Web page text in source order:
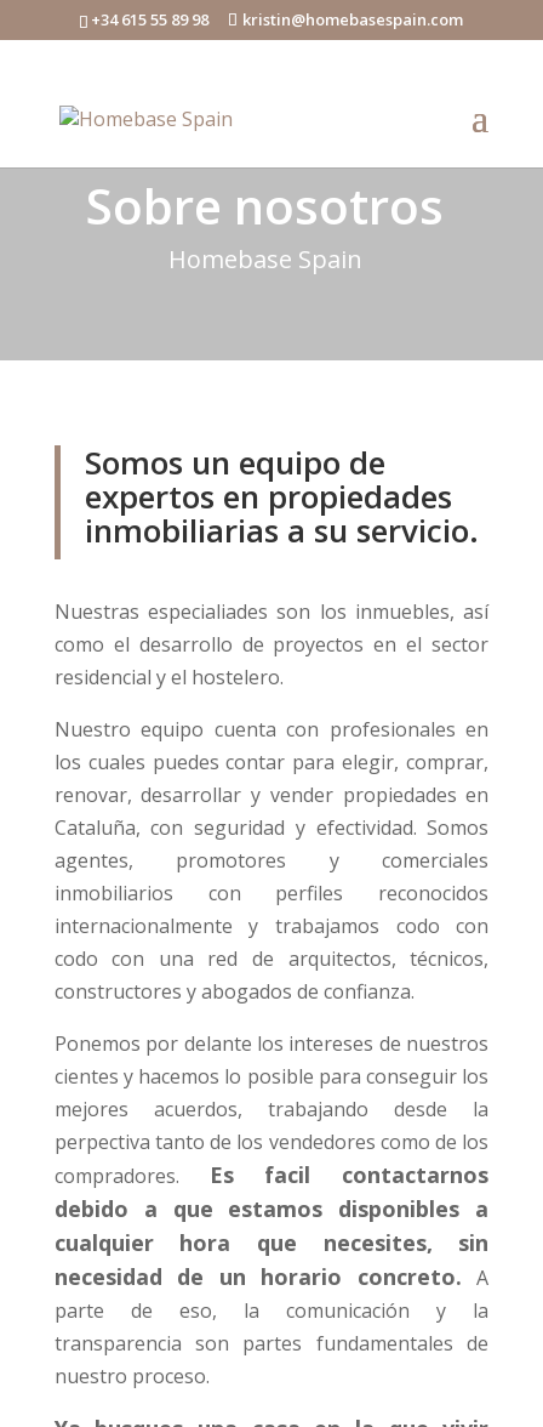
+34 615 55 89 98 kristin@homebasespain.com
Sobre nosotros
Homebase Spain
Somos un equipo de
expertos en propiedades
inmobiliarias a su servicio.
Nuestras especialiades son los inmuebles, así
como el desarrollo de proyectos en el sector
residencial y el hostelero.
Nuestro equipo cuenta con profesionales en
los cuales puedes contar para elegir, comprar,
renovar, desarrollar y vender propiedades en
Cataluña, con seguridad y efectividad. Somos
agentes, promotores y comerciales
inmobiliarios con perfiles reconocidos
internacionalmente y trabajamos codo con
codo con una red de arquitectos, técnicos,
constructores y abogados de confianza.
Ponemos por delante los intereses de nuestros
cientes y hacemos lo posible para conseguir los
mejores acuerdos, trabajando desde la
perpectiva tanto de los vendedores como de los
compradores.
Es facil contactarnos
debido a que estamos disponibles a
cualquier hora que necesites, sin
necesidad de un horario concreto.A
parte de eso, la comunicación y la
transparencia son partes fundamentales de
nuestro proceso.